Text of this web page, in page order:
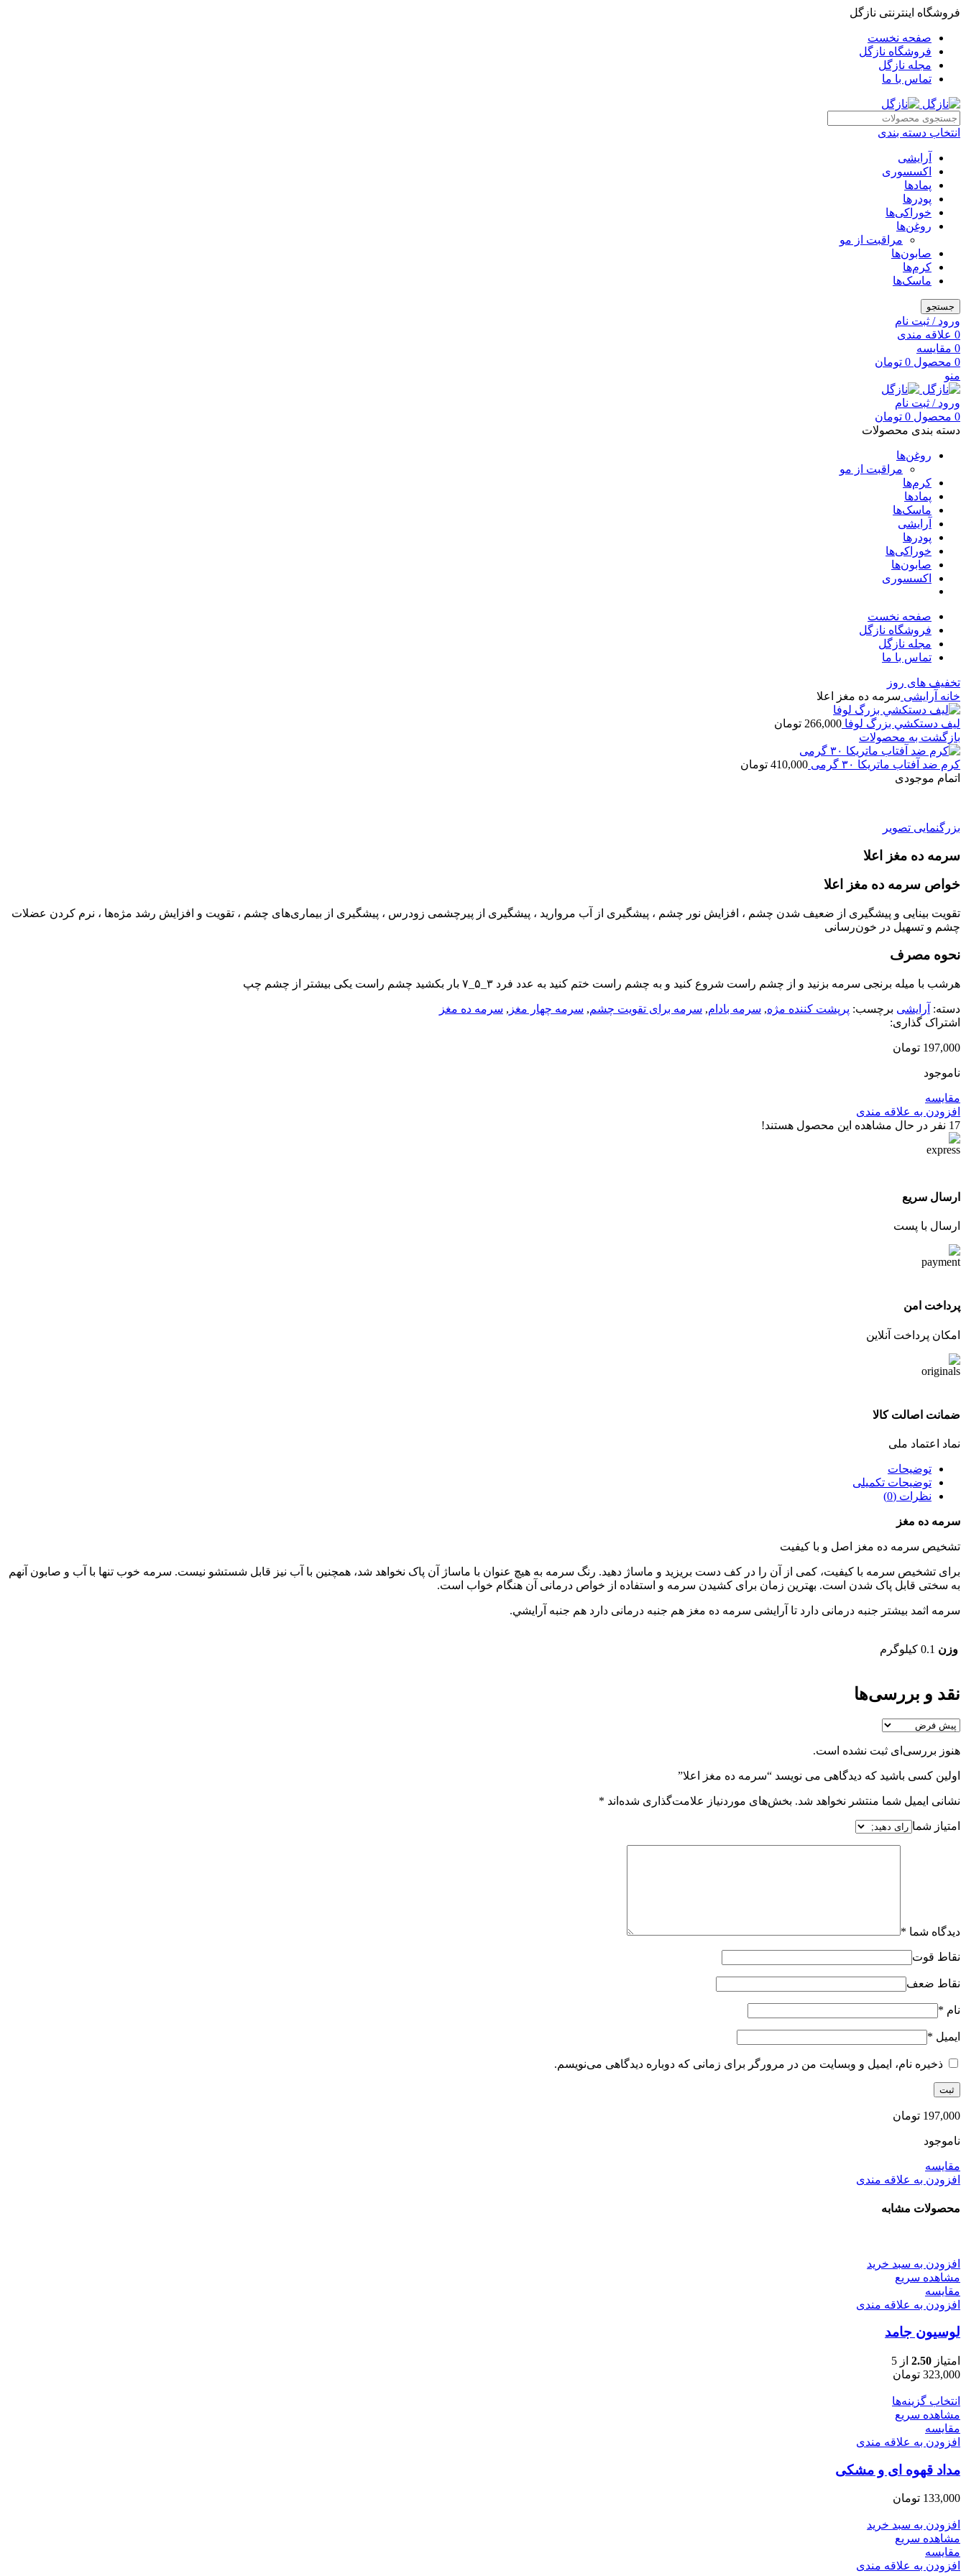
فروشگاه اینترنتی نازگل
صفحه نخست
فروشگاه نازگل
مجله نازگل
تماس با ما
انتخاب دسته بندی
آرایشی
اکسسوری
پمادها
پودرها
خوراکی‌ها
روغن‌ها
مراقبت از مو
صابون‌ها
کرم‌ها
ماسک‌ها
جستجو
ورود / ثبت نام
0 علاقه مندی
0 مقایسه
0 محصول 0 تومان
منو
ورود / ثبت نام
0 محصول 0 تومان
دسته بندی محصولات
روغن‌ها
مراقبت از مو
کرم‌ها
پمادها
ماسک‌ها
آرایشی
پودرها
خوراکی‌ها
صابون‌ها
اکسسوری
صفحه نخست
فروشگاه نازگل
مجله نازگل
تماس با ما
تخفیف های روز
خانه آرایشی سرمه ده مغز اعلا
ليف دستكشي بزرگ لوفا 266,000 تومان
بازگشت به محصولات
کرم ضد آفتاب ماتریکا ۳۰ گرمی 410,000 تومان
اتمام موجودی
بزرگنمایی تصویر
سرمه ده مغز اعلا
خواص سرمه ده مغز اعلا
تقویت بینایی و پیشگیری از ضعیف شدن چشم ، افزایش نور چشم ، پیشگیری از آب مروارید ، پیشگیری از پیرچشمی زودرس ، پیشگیری از بیماری‌های چشم ، تقویت و افزایش رشد مژه‌ها ، نرم کردن عضلات
چشم و تسهیل‌ در خون‌رسانی
نحوه مصرف
هرشب با میله برنجی سرمه بزنید و از چشم راست شروع کنید و به چشم راست ختم کنید به عدد فرد ۳_۵_۷ بار بکشید چشم راست یکی بیشتر از چشم چپ
دسته: آرایشی برچسب: پرپشت کننده مژه, سرمه بادام, سرمه برای تقویت چشم, سرمه چهار مغز , سرمه ده مغز
اشتراک گذاری:
197,000 تومان
ناموجود
مقایسه
افزودن به علاقه مندی
17 نفر در حال مشاهده این محصول هستند!
ارسال سریع
ارسال با پست
پرداخت امن
امکان پرداخت آنلاین
ضمانت اصالت کالا
نماد اعتماد ملی
توضیحات
توضیحات تکمیلی
نظرات (0)
سرمه ده مغز
تشخیص سرمه ده مغز اصل و با کیفیت
برای تشخیص سرمه با کیفیت، کمی از آن را در کف دست بریزید و ماساژ دهید. رنگ سرمه به هیچ عنوان با ماساژ آن پاک نخواهد شد، همچنین با آب نیز قابل شستشو نیست. سرمه خوب تنها با آب و صابون آنهم
به سختی قابل پاک شدن است. بهترین زمان برای کشیدن سرمه و استفاده از خواص درمانی آن هنگام خواب است.
سرمه اثمد بیشتر جنبه درمانی دارد تا آرایشی سرمه ده مغز هم جنبه درمانی دارد هم جنبه آرايشي.
وزن 0.1 کیلوگرم
نقد و بررسی‌ها
هنوز بررسی‌ای ثبت نشده است.
اولین کسی باشید که دیدگاهی می نویسد “سرمه ده مغز اعلا”
نشانی ایمیل شما منتشر نخواهد شد. بخش‌های موردنیاز علامت‌گذاری شده‌اند *
امتیاز شما
دیدگاه شما *
نقاط قوت
نقاط ضعف
نام *
ایمیل *
ذخیره نام، ایمیل و وبسایت من در مرورگر برای زمانی که دوباره دیدگاهی می‌نویسم.
197,000 تومان
ناموجود
مقایسه
افزودن به علاقه مندی
محصولات مشابه
افزودن به سبد خرید
مشاهده سریع
مقایسه
افزودن به علاقه مندی
لوسیون جامد
امتیاز 2.50 از 5
323,000 تومان
انتخاب گزینه‌ها
مشاهده سریع
مقایسه
افزودن به علاقه مندی
مداد قهوه ای و مشکی
133,000 تومان
افزودن به سبد خرید
مشاهده سریع
مقایسه
افزودن به علاقه مندی